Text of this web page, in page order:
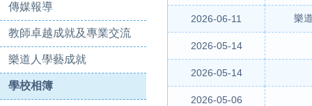
傳媒報導
教師卓越成就及專業交流
樂道人學藝成就
學校相簿
2026-06-11 樂
2026-05-14
2026-05-14
2026-05-06